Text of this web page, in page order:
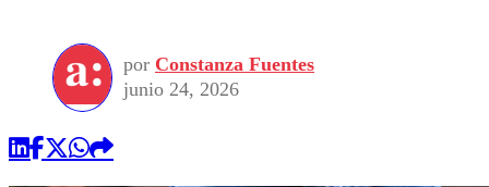
por Constanza Fuentes
junio 24, 2026